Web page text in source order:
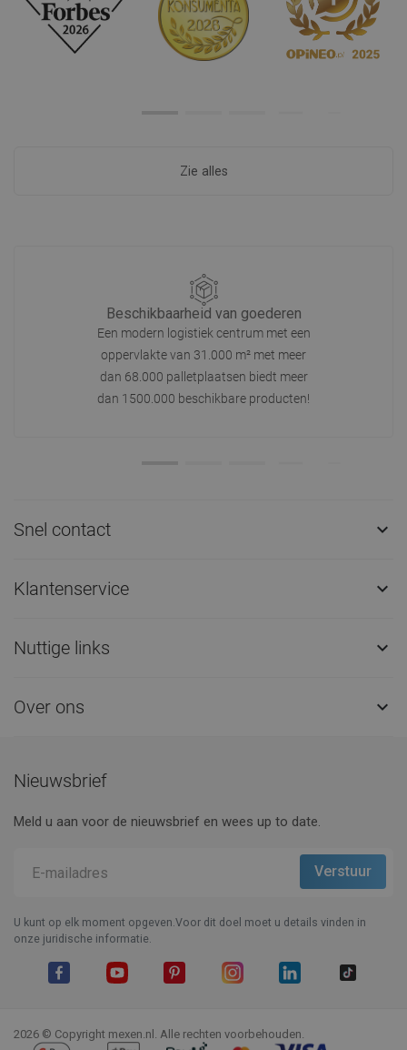
Zie alles
Beschikbaarheid van goederen
Een modern logistiek centrum met een
oppervlakte van 31.000 m² met meer
dan 68.000 palletplaatsen biedt meer
dan 1500.000 beschikbare producten!
Snel contact 
Klantenservice 
Nuttige links 
Over ons 
Nieuwsbrief
Meld u aan voor de nieuwsbrief en wees up to date.
U kunt op elk moment opgeven.Voor dit doel moet u details vinden in
onze juridische informatie.
2026 © Copyright mexen.nl. Alle rechten voorbehouden.